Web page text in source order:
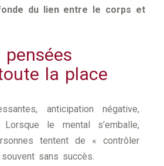
du lien entre le corps et
pensées
la place
anticipation négative,
le mental s’emballe,
tentent de « contrôler
sans succès.